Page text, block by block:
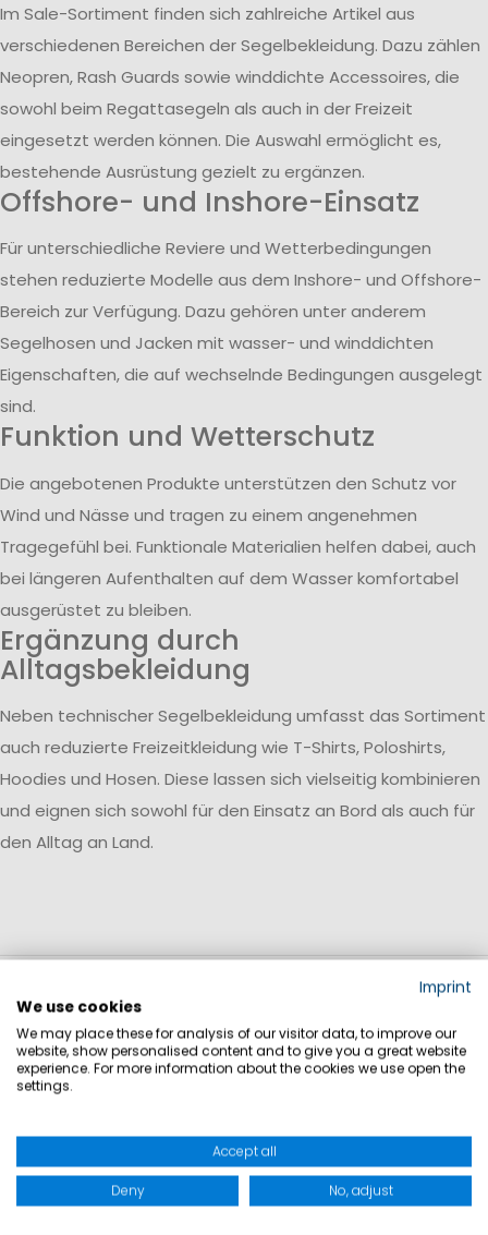
Im Sale-Sortiment finden sich zahlreiche Artikel aus
verschiedenen Bereichen der Segelbekleidung. Dazu zählen
Neopren, Rash Guards sowie winddichte Accessoires, die
sowohl beim Regattasegeln als auch in der Freizeit
eingesetzt werden können. Die Auswahl ermöglicht es,
bestehende Ausrüstung gezielt zu ergänzen.
Offshore- und Inshore-Einsatz
Für unterschiedliche Reviere und Wetterbedingungen
stehen reduzierte Modelle aus dem Inshore- und Offshore-
Bereich zur Verfügung. Dazu gehören unter anderem
Segelhosen und Jacken mit wasser- und winddichten
Eigenschaften, die auf wechselnde Bedingungen ausgelegt
sind.
Funktion und Wetterschutz
Die angebotenen Produkte unterstützen den Schutz vor
Wind und Nässe und tragen zu einem angenehmen
Tragegefühl bei. Funktionale Materialien helfen dabei, auch
bei längeren Aufenthalten auf dem Wasser komfortabel
ausgerüstet zu bleiben.
Ergänzung durch
Alltagsbekleidung
Neben technischer Segelbekleidung umfasst das Sortiment
auch reduzierte Freizeitkleidung wie T-Shirts, Poloshirts,
Hoodies und Hosen. Diese lassen sich vielseitig kombinieren
und eignen sich sowohl für den Einsatz an Bord als auch für
den Alltag an Land.
KONTAKT
Imprint
We use cookies
We may place these for analysis of our visitor data, to improve our
website, show personalised content and to give you a great website
experience. For more information about the cookies we use open the
settings.
Accept all
Deny No, adjust